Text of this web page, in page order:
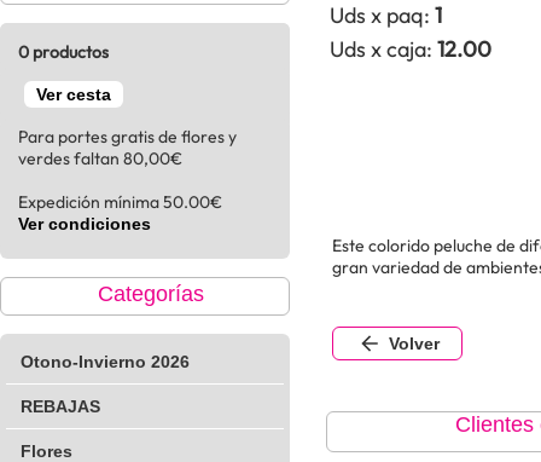
0 productos
Ver cesta
Para portes gratis de flores y
verdes faltan 80,00€
Expedición mínima 50.00€
Ver condiciones
Categorías
Otono-Invierno 2026
REBAJAS
Flores
Uds x paq: 1
Uds x caja: 12.00
Este colorido peluche de
gran variedad de
Volver
Clientes